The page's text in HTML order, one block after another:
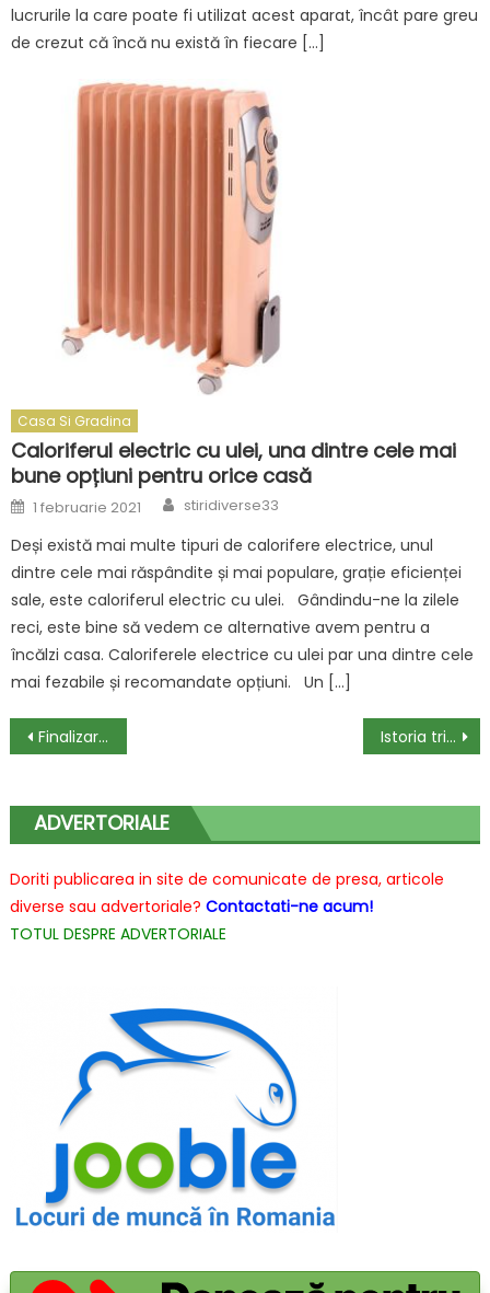
lucrurile la care poate fi utilizat acest aparat, încât pare greu
de crezut că încă nu există în fiecare […]
Casa Si Gradina
Caloriferul electric cu ulei, una dintre cele mai
bune opțiuni pentru orice casă
Posted
on
1 februarie 2021 Author
stiridiverse33
Deși există mai multe tipuri de calorifere electrice, unul
dintre cele mai răspândite și mai populare, grație eficienței
sale, este caloriferul electric cu ulei. Gândindu-ne la zilele
reci, este bine să vedem ce alternative avem pentru a
încălzi casa. Caloriferele electrice cu ulei par una dintre cele
mai fezabile și recomandate opțiuni. Un […]
Navigare
articole
Finalizare implementare proiect măsura “Granturi pentru capital de lucru acordate beneficiarilor” – ALCOR GROUP S.R.L. Istoria tricoului. Cum a apărut și cum a devenit o piesă vestimentară de nelipsit din nicio garderobă
ADVERTORIALE
Doriti publicarea in site de comunicate de presa, articole
diverse sau advertoriale? Contactati-ne acum!
TOTUL DESPRE ADVERTORIALE